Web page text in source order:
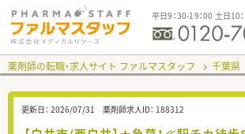
平日9：30-19：00 土日10
薬剤師の転職・求人サイト ファルマスタッフ 千葉県
更新日： 2026/07/31 薬剤師求人ID： 188312